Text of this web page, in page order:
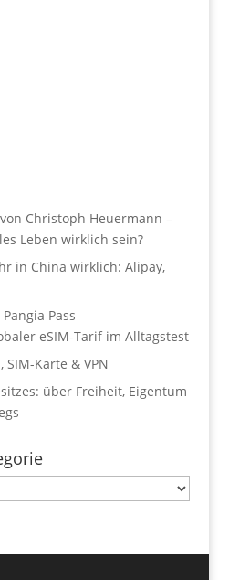
Christoph Heuermann –
Leben wirklich sein?
in China wirklich: Alipay,
Pass
eSIM-Tarif im Alltagstest
Karte & VPN
über Freiheit, Eigentum